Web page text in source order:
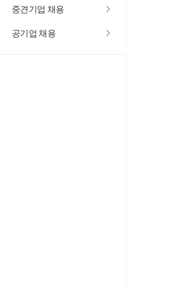
중견기업 채용
공기업 채용